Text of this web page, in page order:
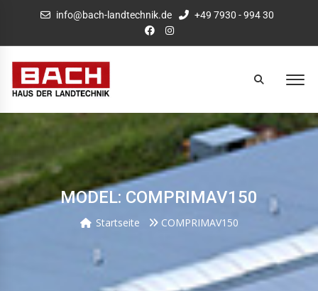
info@bach-landtechnik.de +49 7930 - 994 30
MODEL: COMPRIMAV150
Startseite COMPRIMAV150